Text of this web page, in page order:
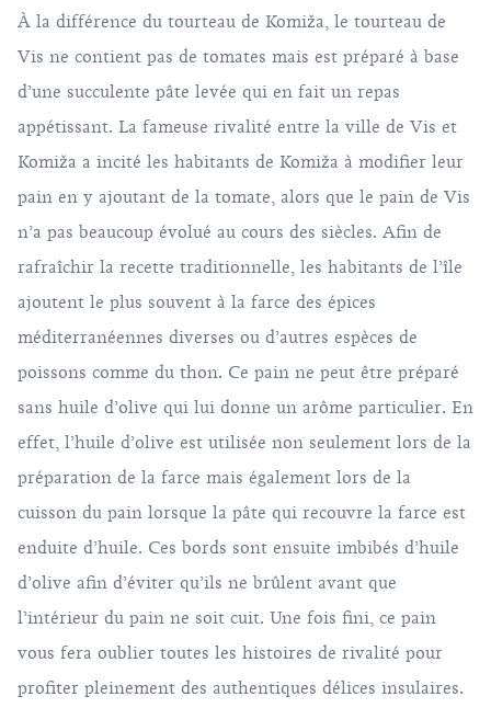
À la différence du tourteau de Komiža, le tourteau de
Vis ne contient pas de tomates mais est préparé à base
d’une succulente pâte levée qui en fait un repas
appétissant. La fameuse rivalité entre la ville de Vis et
Komiža a incité les habitants de Komiža à modifier leur
pain en y ajoutant de la tomate, alors que le pain de Vis
n’a pas beaucoup évolué au cours des siècles. Afin de
rafraîchir la recette traditionnelle, les habitants de l’île
ajoutent le plus souvent à la farce des épices
méditerranéennes diverses ou d’autres espèces de
poissons comme du thon. Ce pain ne peut être préparé
sans huile d’olive qui lui donne un arôme particulier. En
effet, l’huile d’olive est utilisée non seulement lors de la
préparation de la farce mais également lors de la
cuisson du pain lorsque la pâte qui recouvre la farce est
enduite d’huile. Ces bords sont ensuite imbibés d’huile
d’olive afin d’éviter qu’ils ne brûlent avant que
l’intérieur du pain ne soit cuit. Une fois fini, ce pain
vous fera oublier toutes les histoires de rivalité pour
profiter pleinement des authentiques délices insulaires.